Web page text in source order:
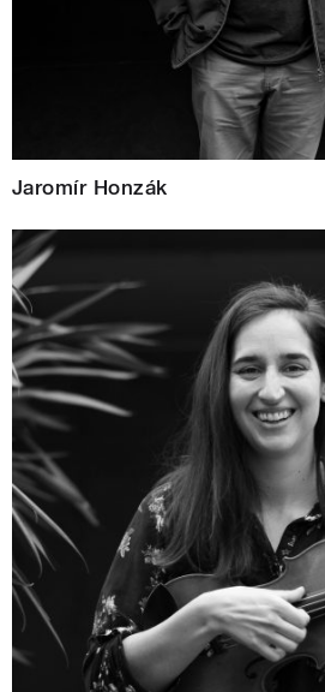
Jaromír Honzák